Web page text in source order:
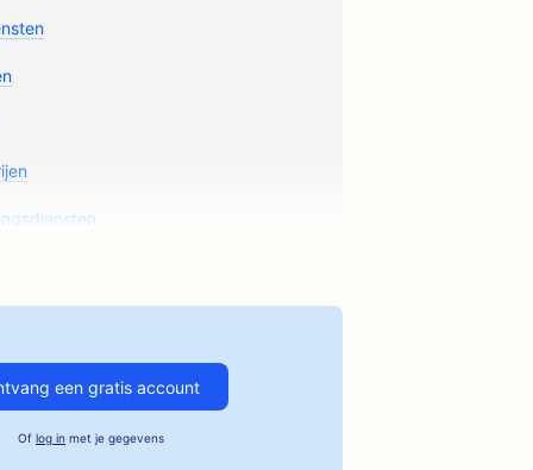
een gratis account
Of log in met je gegevens